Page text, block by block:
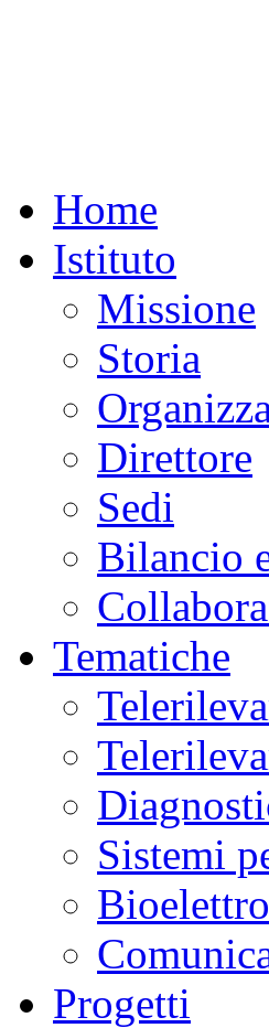
Home
Istituto
Missione
Storia
Direttore
Sedi
Bilancio
Tematiche
Sistemi
Progetti